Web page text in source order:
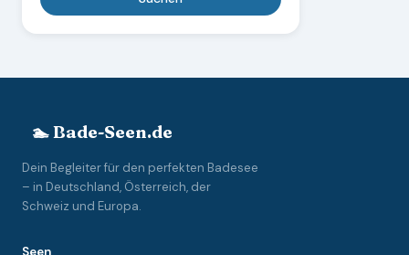
🏊 Bade-Seen.de
Dein Begleiter für den perfekten Badesee
– in Deutschland, Österreich, der
Schweiz und Europa.